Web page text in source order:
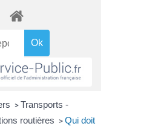
> Transports -
routières > Qui doit